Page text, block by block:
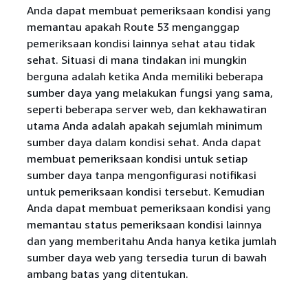
Anda dapat membuat pemeriksaan kondisi yang
memantau apakah Route 53 menganggap
pemeriksaan kondisi lainnya sehat atau tidak
sehat. Situasi di mana tindakan ini mungkin
berguna adalah ketika Anda memiliki beberapa
sumber daya yang melakukan fungsi yang sama,
seperti beberapa server web, dan kekhawatiran
utama Anda adalah apakah sejumlah minimum
sumber daya dalam kondisi sehat. Anda dapat
membuat pemeriksaan kondisi untuk setiap
sumber daya tanpa mengonfigurasi notifikasi
untuk pemeriksaan kondisi tersebut. Kemudian
Anda dapat membuat pemeriksaan kondisi yang
memantau status pemeriksaan kondisi lainnya
dan yang memberitahu Anda hanya ketika jumlah
sumber daya web yang tersedia turun di bawah
ambang batas yang ditentukan.